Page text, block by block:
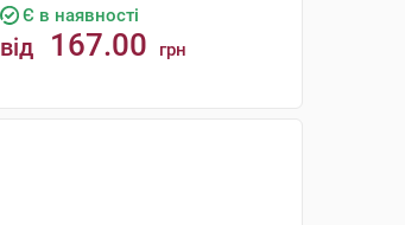
Є в наявності
від 167.00 грн